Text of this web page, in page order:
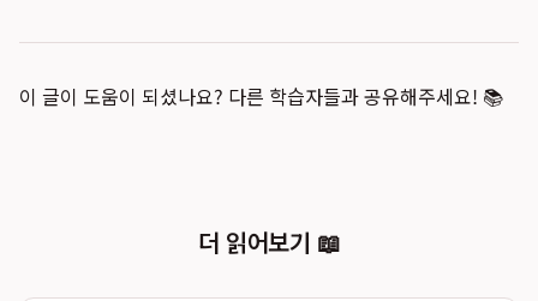
이 글이 도움이 되셨나요? 다른 학습자들과 공유해주세요! 📚
더 읽어보기 📖